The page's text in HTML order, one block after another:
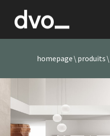
homepage produits